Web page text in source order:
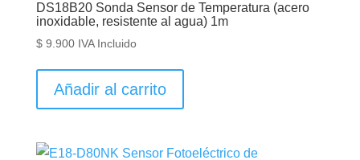
DS18B20 Sonda Sensor de Temperatura (acero
inoxidable, resistente al agua) 1m
$9.900 IVA Incluido
Añadir al carrito